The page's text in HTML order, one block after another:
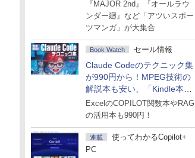
『MAJOR 2nd』『オールラウ
ンダー廻』など「アツいスポー
ツマンガ」が大集合
Book Watch セール情報
Claude Codeのテクニック集
が990円から！MPEG技術の
解説本も安い、「Kindle本サ
マーセール」第2弾開始！
ExcelのCOPILOT関数本やRAG
の活用本も990円！
連載
使ってわかるCopilot+
PC